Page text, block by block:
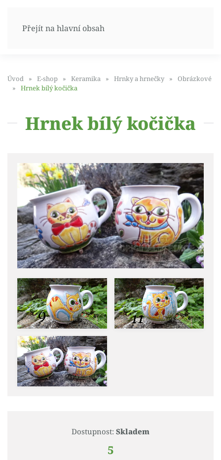
Přejít na hlavní obsah
Úvod E-shop Keramika Hrnky a hrnečky
Obrázkové
Hrnek bílý kočička
Hrnek bílý kočička
Dostupnost: Skladem
5